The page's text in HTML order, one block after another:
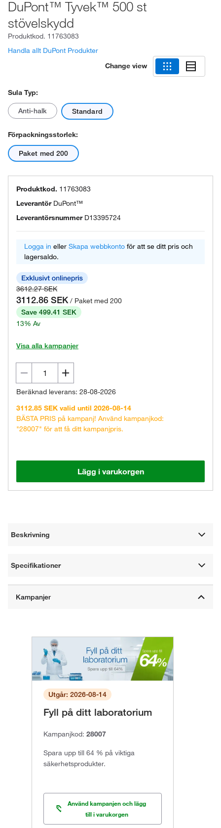
DuPont™ Tyvek™ 500 st
stövelskydd
Produktkod. 11763083
Handla allt DuPont Produkter
Change view
Sula Typ:
Anti-halk Standard
Förpackningsstorlek:
Paket med 200
Produktkod. 11763083
Leverantör DuPont™
Leverantörsnummer D13395724
Logga in eller Skapa webbkonto för att se ditt pris och
lagersaldo.
3612.27 SEK
3112.86 SEK / Paket med 200
Save 499.41 SEK
13% Av
Visa alla kampanjer
Beräknad leverans: 28-08-2026
3112.85 SEK valid until 2026-08-14
BÄSTA PRIS på kampanj! Använd kampanjkod:
"28007" för att få ditt kampanjpris.
Lägg i varukorgen
Beskrivning
Specifikationer
Utgår: 2026-08-14
Fyll på ditt laboratorium
Kampanjkod: 28007
Spara upp till 64 % på viktiga
säkerhetsprodukter.
Använd kampanjen och lägg
till i varukorgen